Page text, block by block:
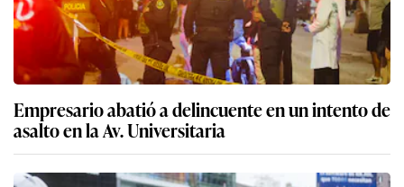
Empresario abatió a delincuente en un intento de
asalto en la Av. Universitaria